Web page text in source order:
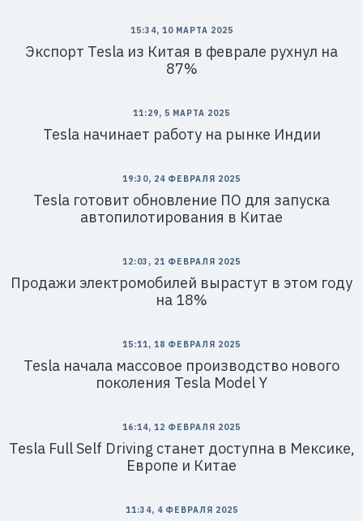
15:34, 10 МАРТА 2025
Экспорт Tesla из Китая в феврале рухнул на
87%
11:29, 5 МАРТА 2025
Tesla начинает работу на рынке Индии
19:30, 24 ФЕВРАЛЯ 2025
Tesla готовит обновление ПО для запуска
автопилотирования в Китае
12:03, 21 ФЕВРАЛЯ 2025
Продажи электромобилей вырастут в этом году
на 18%
15:11, 18 ФЕВРАЛЯ 2025
Tesla начала массовое производство нового
поколения Tesla Model Y
16:14, 12 ФЕВРАЛЯ 2025
Tesla Full Self Driving станет доступна в Мексике,
Европе и Китае
11:34, 4 ФЕВРАЛЯ 2025